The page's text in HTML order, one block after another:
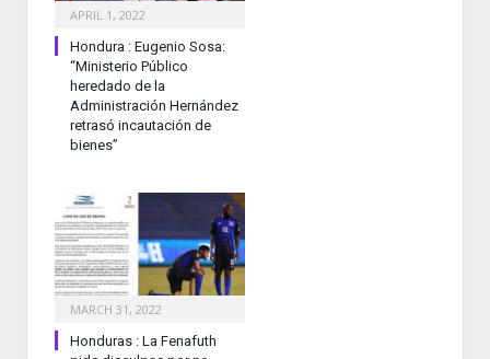
APRIL 1, 2022
Hondura : Eugenio Sosa:
“Ministerio Público
heredado de la
Administración Hernández
retrasó incautación de
bienes”
MARCH 31, 2022
Honduras : La Fenafuth